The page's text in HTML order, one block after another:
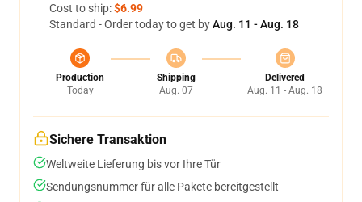
Cost to ship:$6.99
Standard - Order today to get byAug. 11 - Aug. 18
Production
Today
Shipping
Aug. 07
Delivered
Aug. 11 - Aug. 18
Sichere Transaktion
Weltweite Lieferung bis vor Ihre Tür
Sendungsnummer für alle Pakete bereitgestellt